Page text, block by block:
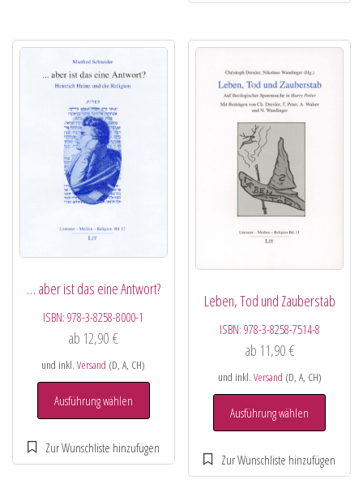
… aber ist das eine Antwort?
ISBN:978-3-8258-8000-1
ab 12,90€
und inkl.Versand (D, A, CH)
Ausführung wählen
Leben, Tod und Zauberstab
ISBN: 978-3-8258-7514-8
ab 11,90 €
und inkl. Versand (D, A, CH)
Ausführung wählen